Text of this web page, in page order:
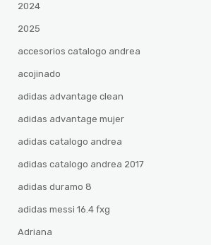
2024
2025
accesorios catalogo andrea
acojinado
adidas advantage clean
adidas advantage mujer
adidas catalogo andrea
adidas catalogo andrea 2017
adidas duramo 8
adidas messi 16.4 fxg
Adriana